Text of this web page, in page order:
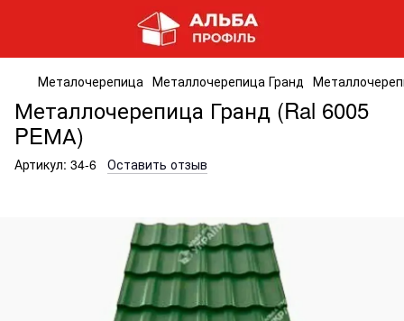
Металочерепица Металлочерепица Гранд
Металлочерепица Гранд (Ral 6005
PEМА)
Артикул: 34-6 Оставить отзыв